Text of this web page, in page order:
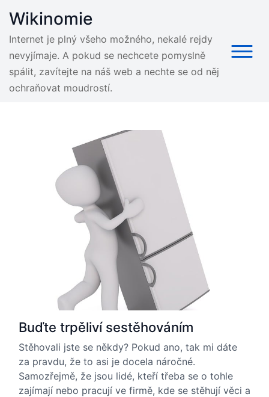
content
Wikinomie
Internet je plný všeho možného, nekalé rejdy
nevyjímaje. A pokud se nechcete pomyslně
spálit, zavítejte na náš web a nechte se od něj
ochraňovat moudrostí.
Buďte trpěliví sestěhováním
Stěhovali jste se někdy? Pokud ano, tak mi dáte
za pravdu, že to asi je docela náročné.
Samozřejmě, že jsou lidé, kteří třeba se o tohle
zajímají nebo pracují ve firmě, kde se stěhují věci a